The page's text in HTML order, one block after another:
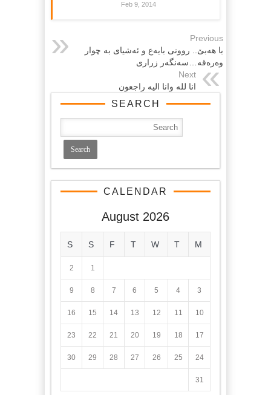
Feb 9, 2014
Previous
با هەبێ.. روونی بایەع و ئەشیای بە چوار
وەرەقە…سەنگەر زراری
Next
انا لله وانا الیە راجعون
SEARCH
CALENDAR
August 2026
M
T
W
T
F
S
S
1
2
3
4
5
6
7
8
9
10
11
12
13
14
15
16
17
18
19
20
21
22
23
24
25
26
27
28
29
30
31